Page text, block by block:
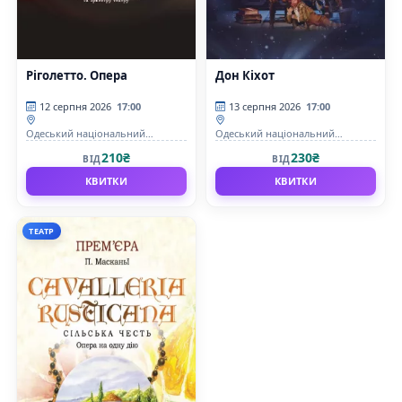
Ріголетто. Опера
12 серпня 2026 17:00
Одеський національний
ВІД210₴
КВИТКИ
Дон Кіхот
13 серпня 2026 17:00
Одеський національний
ВІД230₴
КВИТКИ
ТЕАТР